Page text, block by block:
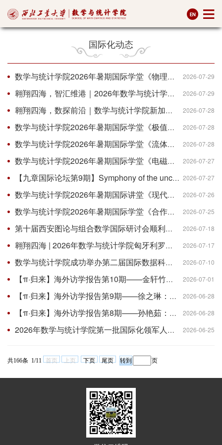
国际化动态
数学与统计学院2026年暑期国际学堂《物理信息机器学习》全英文课程顺利结束 2026-07-29
翱翔四海，智汇维港｜2026年数学与统计学院香港理工大学“数学之旅”项目圆满收官 2026-07-29
翱翔四海，数探前沿｜数学与统计学院新加坡国立大学“科学数理之窗”暑期研学项目圆满收官 2026-07-28
数学与统计学院2026年暑期国际学堂《极值集合论》全英文课程顺利结课 2026-07-28
数学与统计学院2026年暑期国际学堂《流体力学中的演化微分方程导论》全英文课程顺利结课 2026-07-28
数学与统计学院2026年暑期国际学堂《电磁结构有限元分析和拓扑优化设计方法》全英文课程顺利结课 2026-07-27
【九章国际论坛第9期】Symphony of the uncertainty in three movements 2026-07-27
数学与统计学院2026年暑期国际讲堂《现代组合与排列模型》全英文课程顺利结课 2026-07-26
数学与统计学院2026年暑期国际学堂《合作博弈论》全英文课程圆满结束 2026-07-25
​第十届西安图论与组合数学国际研讨会顺利举办 2026-07-18
翱翔四海 | 2026年数学与统计学院匈牙利罗兰大学中欧数理研学项目圆满落幕 2026-07-17
数学与统计学院成功举办第二届国际数据科学与人工智能国际研讨会 2026-07-10
【π·归来】海外访学报告第10期——金轩竹：在荷兰马斯特里赫特大学研究算法博弈论 2026-07-01
【π·归来】海外访学报告第9期——徐之琳：在荷兰马斯特里赫特大学探索联盟稳定性 2026-06-28
【π·归来】海外访学报告第8期——孙艳茹：在马斯特里赫特大学大学研究古诺模型中最大化社会福利的排放许可分配 2026-06-28
2026年数学与统计学院第一批国际化领军人才（含本科插班生）培养项目申报通知 2026-06-25
共166条 1/11 首页 上页 下页 尾页 页